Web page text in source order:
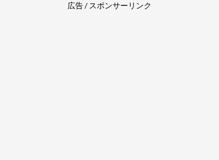
広告 / スポンサーリンク